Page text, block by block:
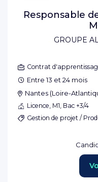
GROUPE
Responsable
Contrat
Entre 13 et 24 mois
Nantes (Loire-
Licence, M1, Bac +3/4
Gestion de projet /